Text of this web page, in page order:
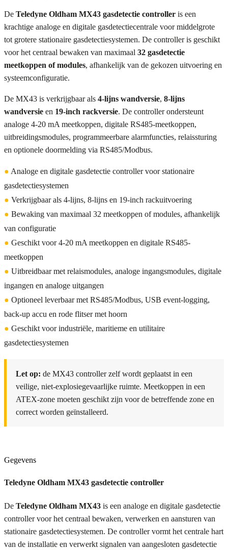
De Teledyne Oldham MX43 gasdetectie controller is een
krachtige analoge en digitale gasdetectiecentrale voor middelgrote
tot grotere stationaire gasdetectiesystemen. De controller is geschikt
voor het centraal bewaken van maximaal 32 gasdetectie
meetkoppen of modules, afhankelijk van de gekozen uitvoering en
systeemconfiguratie.
De MX43 is verkrijgbaar als 4-lijns wandversie, 8-lijns
wandversie en 19-inch rackversie. De controller ondersteunt
analoge 4-20 mA meetkoppen, digitale RS485-meetkoppen,
uitbreidingsmodules, programmeerbare alarmfuncties, relaissturing
en optionele doormelding via RS485/Modbus.
● Analoge en digitale gasdetectie controller voor stationaire
gasdetectiesystemen
● Verkrijgbaar als 4-lijns, 8-lijns en 19-inch rackuitvoering
● Bewaking van maximaal 32 meetkoppen of modules, afhankelijk
van configuratie
● Geschikt voor 4-20 mA meetkoppen en digitale RS485-
meetkoppen
● Uitbreidbaar met relaismodules, analoge ingangsmodules, digitale
ingangen en analoge uitgangen
● Optioneel leverbaar met RS485/Modbus, USB event-logging,
back-up accu en rode flitser met hoorn
● Geschikt voor industriële, maritieme en utilitaire
gasdetectiesystemen
Let op: de MX43 controller zelf wordt geplaatst in een
veilige, niet-explosiegevaarlijke ruimte. Meetkoppen in een
ATEX-zone moeten geschikt zijn voor de betreffende zone en
correct worden geïnstalleerd.
Gegevens
Teledyne Oldham MX43 gasdetectie controller
De Teledyne Oldham MX43 is een analoge en digitale gasdetectie
controller voor het centraal bewaken, verwerken en aansturen van
stationaire gasdetectiesystemen. De controller vormt het centrale hart
van de installatie en verwerkt signalen van aangesloten gasdetectie